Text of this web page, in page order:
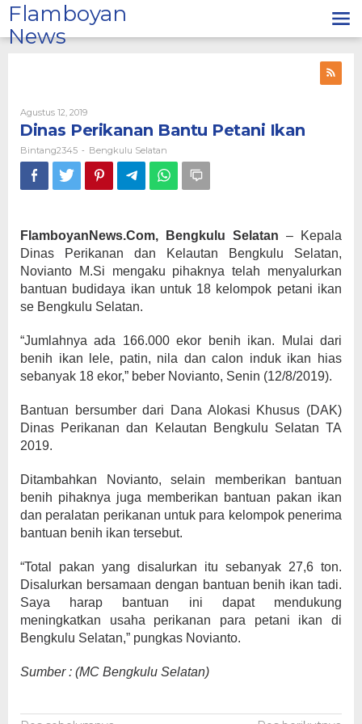
Lewati
ke
konten
Flamboyan
News
Agustus 12, 2019Oleh
Bintang2345
Dinas Perikanan Bantu Petani Ikan
Bintang2345 - Bengkulu Selatan
FlamboyanNews.Com, Bengkulu Selatan – Kepala
Dinas Perikanan dan Kelautan Bengkulu Selatan,
Novianto M.Si mengaku pihaknya telah menyalurkan
bantuan budidaya ikan untuk 18 kelompok petani ikan
se Bengkulu Selatan.
“Jumlahnya ada 166.000 ekor benih ikan. Mulai dari
benih ikan lele, patin, nila dan calon induk ikan hias
sebanyak 18 ekor,” beber Novianto, Senin (12/8/2019).
Bantuan bersumber dari Dana Alokasi Khusus (DAK)
Dinas Perikanan dan Kelautan Bengkulu Selatan TA
2019.
Ditambahkan Novianto, selain memberikan bantuan
benih pihaknya juga memberikan bantuan pakan ikan
dan peralatan perikanan untuk para kelompok penerima
bantuan benih ikan tersebut.
“Total pakan yang disalurkan itu sebanyak 27,6 ton.
Disalurkan bersamaan dengan bantuan benih ikan tadi.
Saya harap bantuan ini dapat mendukung
meningkatkan usaha perikanan para petani ikan di
Bengkulu Selatan,” pungkas Novianto.
Sumber : (MC Bengkulu Selatan)